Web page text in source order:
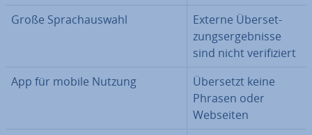
Große Sprach­aus­wahl
Externe Über­set­
zungs­er­geb­nis­se
sind nicht ve­ri­fi­ziert
App für mobile Nutzung
Übersetzt keine
Phrasen oder
Webseiten